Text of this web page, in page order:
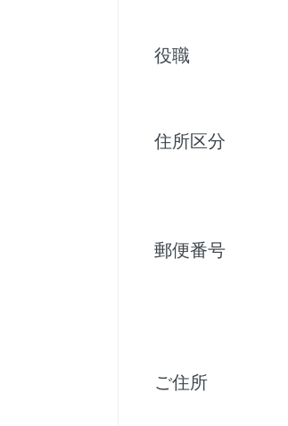
役職
住所区分
郵便番号
ご住所